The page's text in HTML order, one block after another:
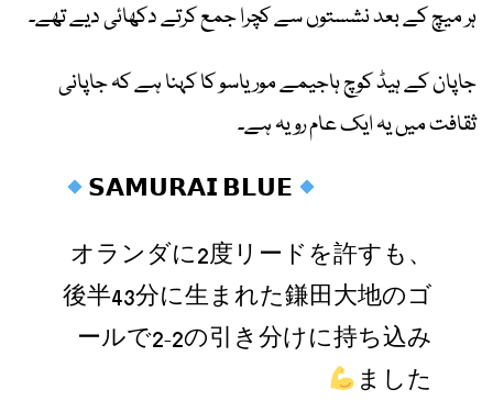
ہر میچ کے بعد نشستوں سے کچرا جمع کرتے دکھائی دیے تھے۔
جاپان کے ہیڈ کوچ ہاجیمے موریاسو کا کہنا ہے کہ جاپانی
ثقافت میں یہ ایک عام رویہ ہے۔
𝗦𝗔𝗠𝗨𝗥𝗔𝗜 𝗕𝗟𝗨𝗘
オランダに2度リードを許すも、
後半43分に生まれた鎌田大地のゴ
ールで2-2の引き分けに持ち込み
ました